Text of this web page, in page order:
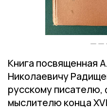
Книга посвященная
Николаевичу
русскому
мыслителю конца